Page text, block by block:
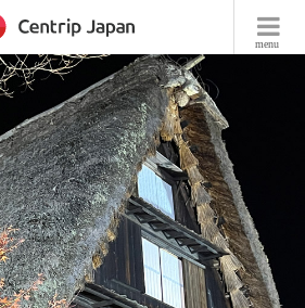
menu